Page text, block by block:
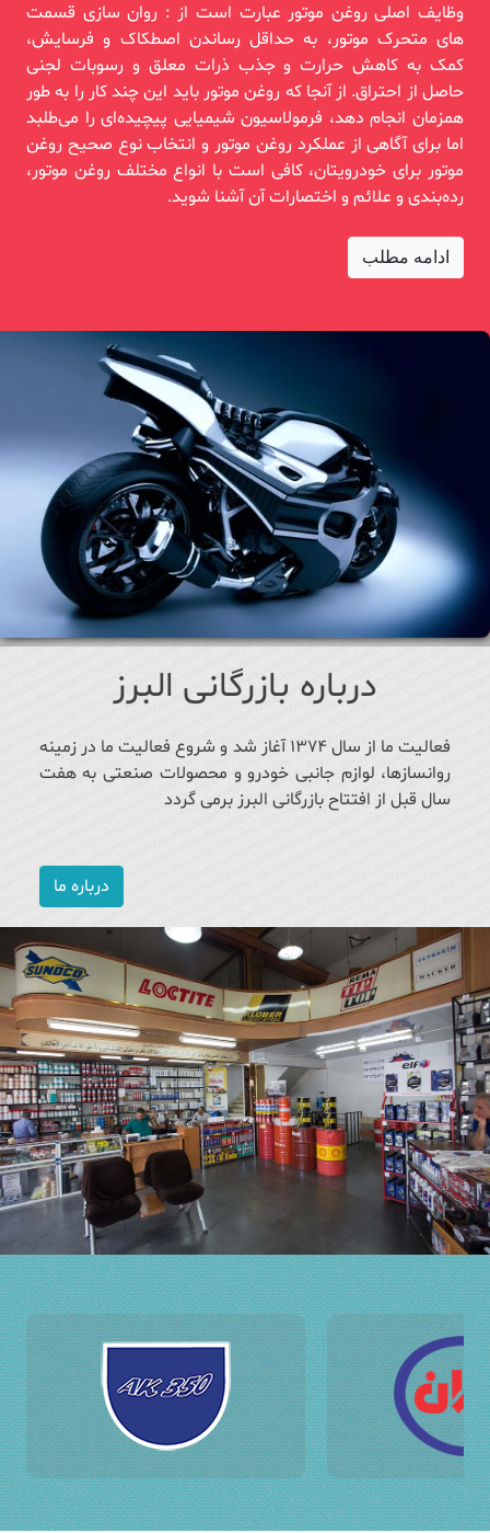
وظایف اصلی روغن موتور عبارت است از : روان سازی قسمت‌
های متحرک موتور، به حداقل رساندن اصطکاک و فرسایش،
کمک به کاهش حرارت و جذب ذرات معلق و رسوبات لجنی
حاصل از احتراق. از آنجا که روغن موتور باید این چند کار را به طور
همزمان انجام دهد، فرمولاسیون شیمیایی پیچیده‌ای را می‌طلبد
اما برای آگاهی از عملکرد روغن موتور و انتخاب نوع صحیح روغن
موتور برای خودرویتان، کافی است با انواع مختلف روغن موتور،
رده‌بندی و علائم و اختصارات آن آشنا شوید.
ادامه مطلب
درباره بازرگانی البرز
فعالیت ما از سال ۱۳۷۴ آغاز شد و شروع فعالیت ما در زمینه
روانسازها، لوازم جانبی خودرو و محصولات صنعتی به هفت
سال قبل از افتتاح بازرگانی البرز برمی گردد
درباره ما